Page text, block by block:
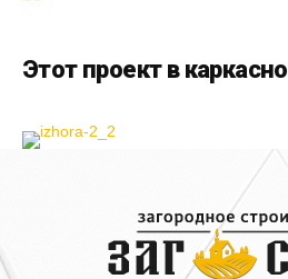
Этот проект в